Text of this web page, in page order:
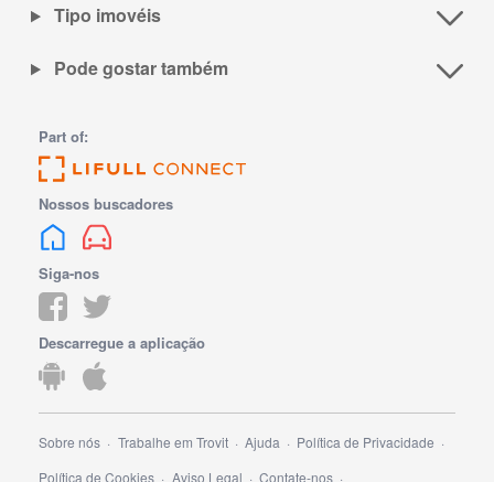
Tipo imovéis
Pode gostar também
Part of:
Nossos buscadores
Siga-nos
Descarregue a aplicação
Sobre nós Trabalhe em Trovit Ajuda
Política de Privacidade
Política de Cookies
Aviso Legal Contate-nos